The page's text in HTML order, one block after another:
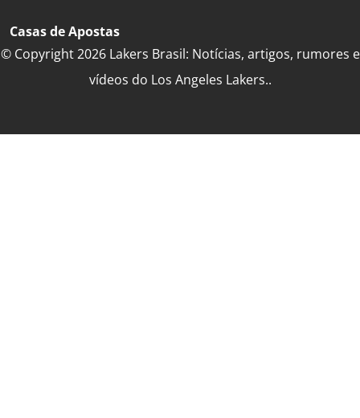
Casas de Apostas
© Copyright 2026 Lakers Brasil: Notícias, artigos, rumores e
vídeos do Los Angeles Lakers..